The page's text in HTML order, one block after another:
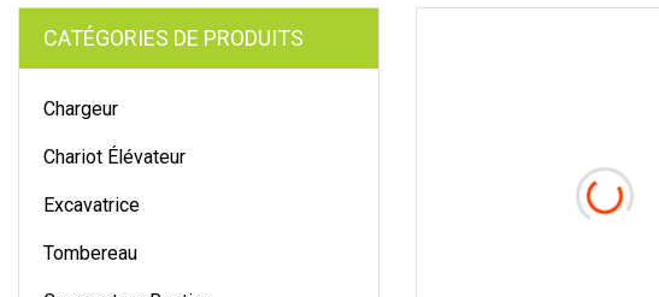
CATÉGORIES DE PRODUITS
Chargeur
Chariot Élévateur
Excavatrice
Tombereau